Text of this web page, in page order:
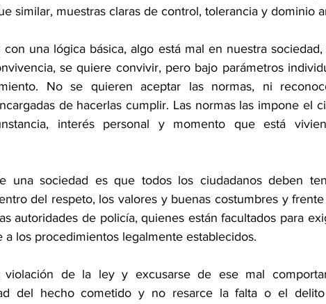
similar, muestras claras de control, tolerancia y dominio
una lógica básica, algo está mal en nuestra
se quiere convivir, pero bajo parámetros
No se quieren aceptar las normas, ni
de hacerlas cumplir. Las normas las impone el
interés personal y momento que está
una sociedad es que todos los ciudadanos deben
del respeto, los valores y buenas costumbres y
autoridades de policía, quienes están facultados para
a los procedimientos legalmente establecidos.
violación de la ley y excusarse de ese mal
del hecho cometido y no resarce la falta o el